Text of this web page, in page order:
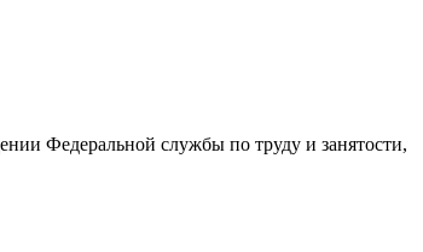
Федеральной службы по труду и занятости,